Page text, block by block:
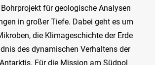
für geologische Analysen
in großer Tiefe. Dabei geht es um
die Klimageschichte der Erde
des dynamischen Verhaltens der
Für die Mission am Südpol